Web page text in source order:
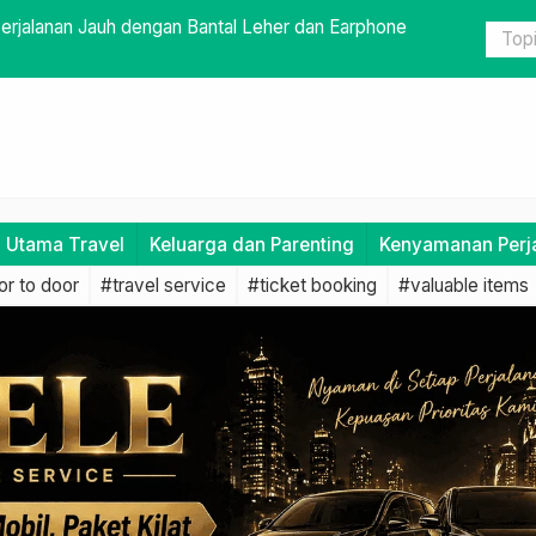
Perjalanan
Utama Travel Keluarga dan Parenting Kenyamanan
to door #travel service #ticket booking #valuable items